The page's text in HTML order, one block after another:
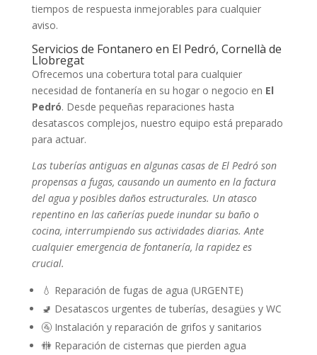
tiempos de respuesta inmejorables para cualquier
aviso.
Servicios de Fontanero en El Pedró, Cornellà de
Llobregat
Ofrecemos una cobertura total para cualquier
necesidad de fontanería en su hogar o negocio en El
Pedró. Desde pequeñas reparaciones hasta
desatascos complejos, nuestro equipo está preparado
para actuar.
Las tuberías antiguas en algunas casas de El Pedró son
propensas a fugas, causando un aumento en la factura
del agua y posibles daños estructurales. Un atasco
repentino en las cañerías puede inundar su baño o
cocina, interrumpiendo sus actividades diarias. Ante
cualquier emergencia de fontanería, la rapidez es
crucial.
💧 Reparación de fugas de agua (URGENTE)
🚽 Desatascos urgentes de tuberías, desagües y WC
🚰 Instalación y reparación de grifos y sanitarios
🚻 Reparación de cisternas que pierden agua